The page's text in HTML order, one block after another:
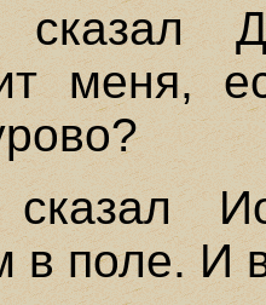
меня,
в поле. И